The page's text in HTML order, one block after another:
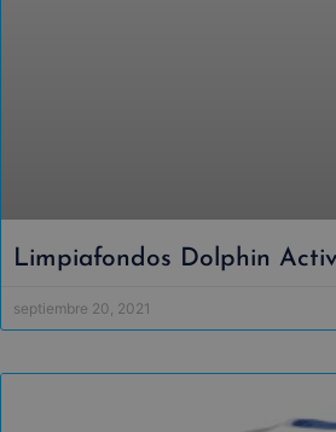
Limpiafondos Dolphin
septiembre 20, 2021